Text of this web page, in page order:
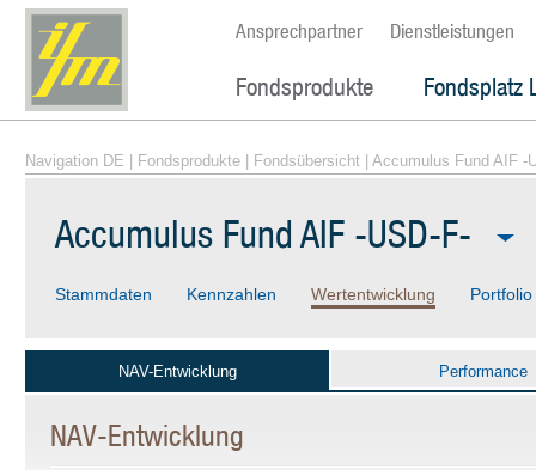
Ansprechpartner Dienstleistungen
Fondsprodukte Fondsplatz
Navigation DE Fondsprodukte Fondsübersicht | Accumulus Fund AIF -
Accumulus Fund AIF -USD-F-
Stammdaten Kennzahlen Wertentwicklung Portfolio
NAV-Entwicklung Performance
NAV-Entwicklung